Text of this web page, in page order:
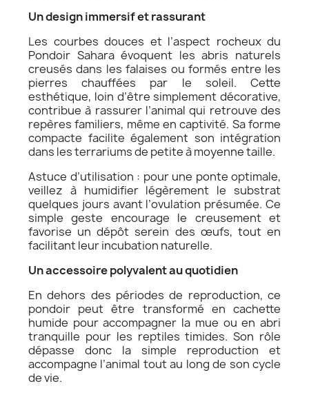
Un design immersif et rassurant
Les courbes douces et l’aspect rocheux du
Pondoir Sahara évoquent les abris naturels
creusés dans les falaises ou formés entre les
pierres chauffées par le soleil. Cette
esthétique, loin d’être simplement décorative,
contribue à rassurer l’animal qui retrouve des
repères familiers, même en captivité. Sa forme
compacte facilite également son intégration
dans les terrariums de petite à moyenne taille.
Astuce d’utilisation : pour une ponte optimale,
veillez à humidifier légèrement le substrat
quelques jours avant l’ovulation présumée. Ce
simple geste encourage le creusement et
favorise un dépôt serein des œufs, tout en
facilitant leur incubation naturelle.
Un accessoire polyvalent au quotidien
En dehors des périodes de reproduction, ce
pondoir peut être transformé en cachette
humide pour accompagner la mue ou en abri
tranquille pour les reptiles timides. Son rôle
dépasse donc la simple reproduction et
accompagne l’animal tout au long de son cycle
de vie.